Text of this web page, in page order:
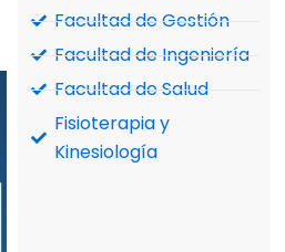
Facultad de Gestión
Facultad de Ingeniería
Facultad de Salud
Fisioterapia y
Kinesiología